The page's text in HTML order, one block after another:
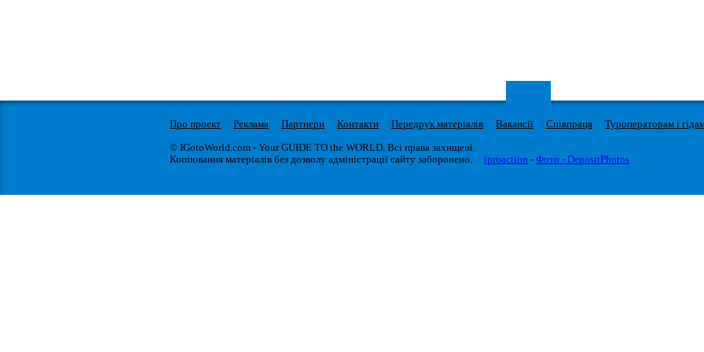
Про проект Реклама Партнери Контакти Передрук матеріалів Вакансії Співпраця Туроператорам і
© IGotoWorld.com - Your GUIDE TO the WORLD. Всі права захищені.
Копіювання матеріалів без дозволу адміністрації сайту заборонено.
iproaction - Фото - DepositPhotos